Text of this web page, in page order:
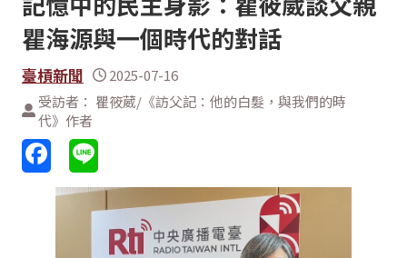
瞿海源與一個時代的對話
臺槓新聞
2025-07-16
受訪者： 瞿筱葳/《訪父記：他的白髮，與我們的時
代》作者